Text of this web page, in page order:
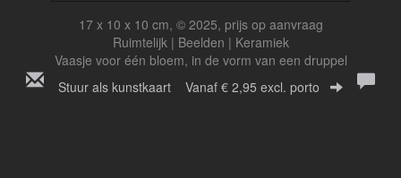
17 x 10 x 10 cm, © 2025, prijs op aanvraag
Ruimtelijk | Beelden | Keramiek
Vaasje voor één bloem, in de vorm van een druppel
Stuur als kunstkaart Vanaf € 2,95 excl. porto